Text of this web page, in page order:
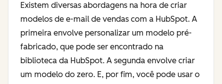
Existem diversas abordagens na hora de criar
modelos de e-mail de vendas com a HubSpot. A
primeira envolve personalizar um modelo pré-
fabricado, que pode ser encontrado na
biblioteca da HubSpot. A segunda envolve criar
um modelo do zero. E, por fim, você pode usar o